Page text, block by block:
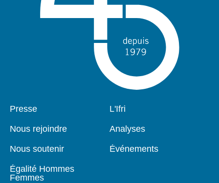
Pied
Presse
Nous rejoindre
Nous soutenir
Égalité Hommes
Femmes
Navigation
L'Ifri
Analyses
Événements